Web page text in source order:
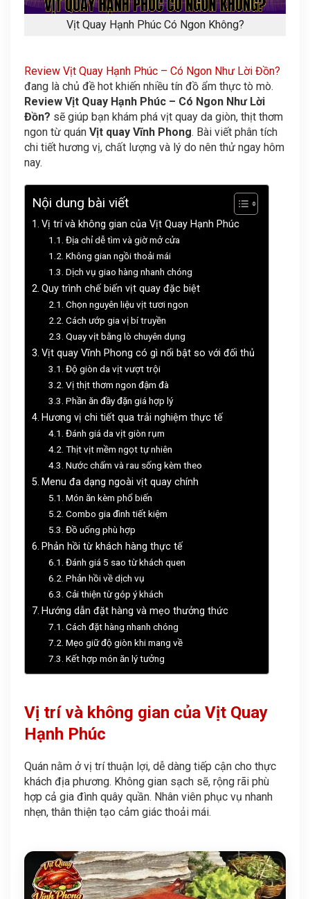
Vịt Quay Hạnh Phúc Có Ngon Không?
Review Vịt Quay Hạnh Phúc – Có Ngon Như Lời Đồn?
đang là chủ đề hot khiến nhiều tín đồ ẩm thực tò mò.
Review Vịt Quay Hạnh Phúc – Có Ngon Như Lời
Đồn? sẽ giúp bạn khám phá vịt quay da giòn, thịt thơm
ngon từ quán Vịt quay Vĩnh Phong. Bài viết phân tích
chi tiết hương vị, chất lượng và lý do nên thử ngay hôm
nay.
Nội dung bài viết
Vị trí và không gian của Vịt Quay Hạnh Phúc
Địa chỉ dễ tìm và giờ mở cửa
Không gian ngồi thoải mái
Dịch vụ giao hàng nhanh chóng
Quy trình chế biến vịt quay đặc biệt
Chọn nguyên liệu vịt tươi ngon
Cách ướp gia vị bí truyền
Quay vịt bằng lò chuyên dụng
Vịt quay Vĩnh Phong có gì nổi bật so với đối thủ
Độ giòn da vịt vượt trội
Vị thịt thơm ngon đậm đà
Phần ăn đầy đặn giá hợp lý
Hương vị chi tiết qua trải nghiệm thực tế
Đánh giá da vịt giòn rụm
Thịt vịt mềm ngọt tự nhiên
Nước chấm và rau sống kèm theo
Menu đa dạng ngoài vịt quay chính
Món ăn kèm phổ biến
Combo gia đình tiết kiệm
Đồ uống phù hợp
Phản hồi từ khách hàng thực tế
Đánh giá 5 sao từ khách quen
Phản hồi về dịch vụ
Cải thiện từ góp ý khách
Hướng dẫn đặt hàng và mẹo thưởng thức
Cách đặt hàng nhanh chóng
Mẹo giữ độ giòn khi mang về
Kết hợp món ăn lý tưởng
Vị trí và không gian của Vịt Quay
Hạnh Phúc
Quán nằm ở vị trí thuận lợi, dễ dàng tiếp cận cho thực
khách địa phương. Không gian sạch sẽ, rộng rãi phù
hợp cả gia đình quây quần. Nhân viên phục vụ nhanh
nhẹn, thân thiện tạo cảm giác thoải mái.